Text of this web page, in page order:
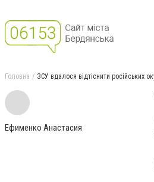
Головна ЗСУ вдалося відтіснити російських
Ефименко Анастасия